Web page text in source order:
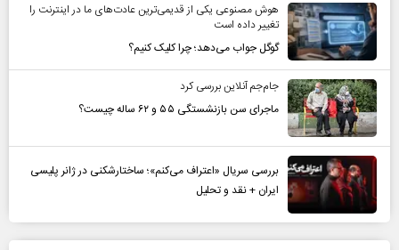
هوش مصنوعی یکی از قدیمی‌ترین عادت‌های ما در اینترنت را
تغییر داده است
گوگل جواب می‌دهد؛ چرا کلیک کنیم؟
جام‌جم آنلاین بررسی کرد
ماجرای سن بازنشستگی ۵۵ و ۶۲ ساله چیست؟
بررسی سریال «اعتراف می‌کنم»؛ ساختارشکنی در ژانر پلیسی
ایران + نقد و تحلیل